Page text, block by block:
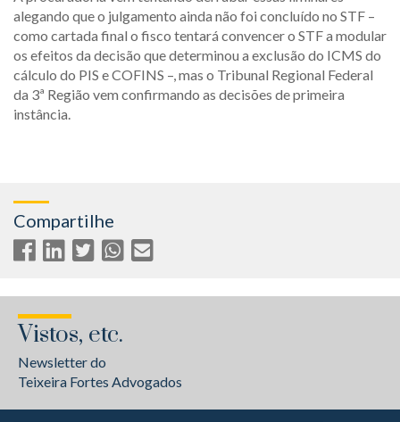
alegando que o julgamento ainda não foi concluído no STF –
como cartada final o fisco tentará convencer o STF a modular
os efeitos da decisão que determinou a exclusão do ICMS do
cálculo do PIS e COFINS –, mas o Tribunal Regional Federal
da 3ª Região vem confirmando as decisões de primeira
instância.
Compartilhe
Vistos, etc.
Newsletter do
Teixeira Fortes Advogados